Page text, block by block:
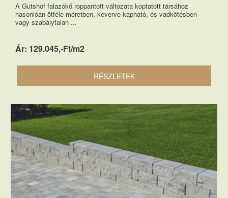
A Gutshof falazókő roppantott változata koptatott társához
hasonlóan ötféle méretben, keverve kapható, és vadkötésben
vagy szabálytalan ...
Ár: 129.045,-Ft/m2
RÉSZLETEK